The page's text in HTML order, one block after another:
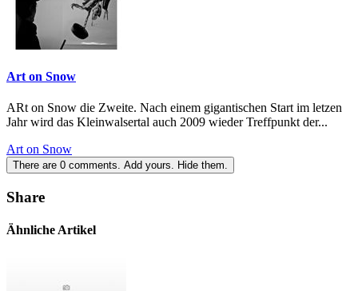
Art on Snow
ARt on Snow die Zweite. Nach einem gigantischen Start im letzen
Jahr wird das Kleinwalsertal auch 2009 wieder Treffpunkt der...
Art on Snow
There are 0 comments. Add yours. Hide them.
Share
Ähnliche Artikel